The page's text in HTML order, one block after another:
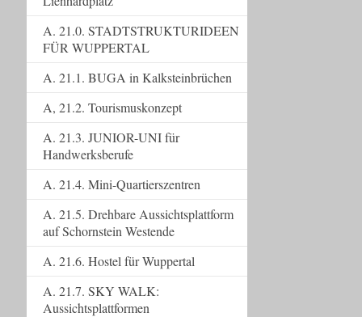
A. 21.0. STADTSTRUKTURIDEEN
FÜR WUPPERTAL
A. 21.1. BUGA in Kalksteinbrüchen
A, 21.2. Tourismuskonzept
A. 21.3. JUNIOR-UNI für
Handwerksberufe
A. 21.4. Mini-Quartierszentren
A. 21.5. Drehbare Aussichtsplattform
auf Schornstein Westende
A. 21.6. Hostel für Wuppertal
A. 21.7. SKY WALK:
Aussichtsplattformen